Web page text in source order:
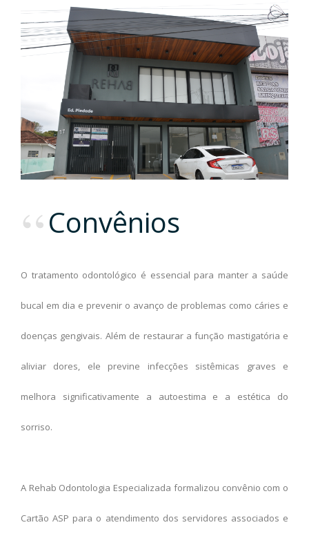
Convênios
O tratamento odontológico é essencial para manter a saúde
bucal em dia e prevenir o avanço de problemas como cáries e
doenças gengivais. Além de restaurar a função mastigatória e
aliviar dores, ele previne infecções sistêmicas graves e
melhora significativamente a autoestima e a estética do
sorriso.
A Rehab Odontologia Especializada formalizou convênio com o
Cartão ASP para o atendimento dos servidores associados e